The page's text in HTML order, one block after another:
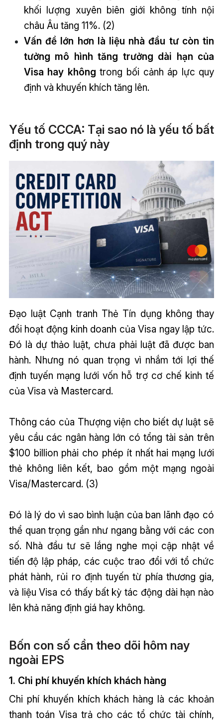
khối lượng xuyên biên giới không tính nội
châu Âu tăng 11%. (2)
Vấn đề lớn hơn là liệu nhà đầu tư còn tin
tưởng mô hình tăng trưởng dài hạn của
Visa hay không trong bối cảnh áp lực quy
định và khuyến khích tăng lên.
Yếu tố CCCA: Tại sao nó là yếu tố bất
định trong quý này
Đạo luật Cạnh tranh Thẻ Tín dụng không thay
đổi hoạt động kinh doanh của Visa ngay lập tức.
Đó là dự thảo luật, chưa phải luật đã được ban
hành. Nhưng nó quan trọng vì nhắm tới lợi thế
định tuyến mạng lưới vốn hỗ trợ cơ chế kinh tế
của Visa và Mastercard.
Thông cáo của Thượng viện cho biết dự luật sẽ
yêu cầu các ngân hàng lớn có tổng tài sản trên
$100 billion phải cho phép ít nhất hai mạng lưới
thẻ không liên kết, bao gồm một mạng ngoài
Visa/Mastercard. (3)
Đó là lý do vì sao bình luận của ban lãnh đạo có
thể quan trọng gần như ngang bằng với các con
số. Nhà đầu tư sẽ lắng nghe mọi cập nhật về
tiến độ lập pháp, các cuộc trao đổi với tổ chức
phát hành, rủi ro định tuyến từ phía thương gia,
và liệu Visa có thấy bất kỳ tác động dài hạn nào
lên khả năng định giá hay không.
Bốn con số cần theo dõi hôm nay
ngoài EPS
1. Chi phí khuyến khích khách hàng
Chi phí khuyến khích khách hàng là các khoản
thanh toán Visa trả cho các tổ chức tài chính,